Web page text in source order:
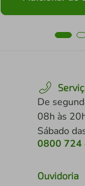
De
08h às
Sábado
0800 724
Ouvidoria